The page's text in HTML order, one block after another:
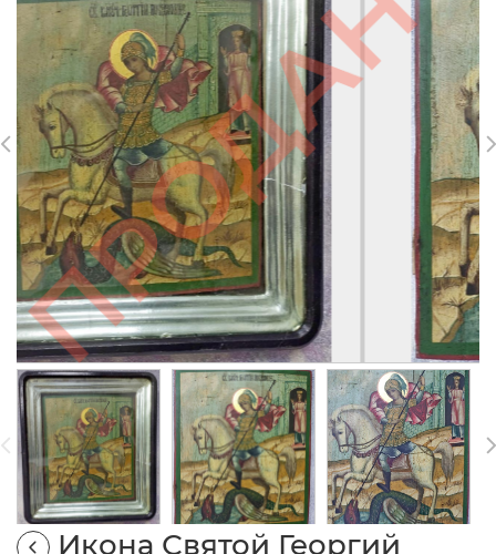
Икона Святой Георгий